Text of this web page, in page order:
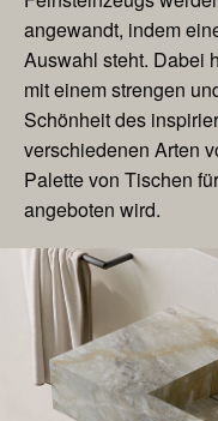
angewandt, indem
Auswahl steht. Dabei
mit einem strengen
Schönheit des
verschiedenen Arten
Palette von Tischen
angeboten wird.